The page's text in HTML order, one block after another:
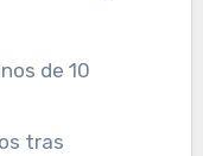
de 10
tras